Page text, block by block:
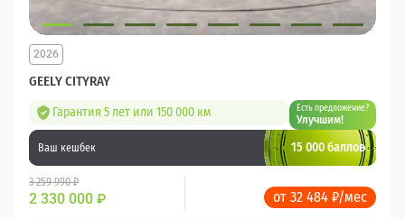
GEELY CITYRAY
2026
Гарантия 5 лет или 150 000 км Есть предложение?
Улучшим!
Ваш кешбек 15 000 баллов
3 259 990 ₽
2 330 000 ₽ от 32 484 ₽/мес